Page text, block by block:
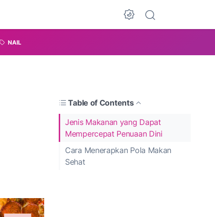
NAIL
Table of Contents
Jenis Makanan yang Dapat
Mempercepat Penuaan Dini
Cara Menerapkan Pola Makan
Sehat